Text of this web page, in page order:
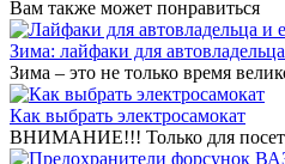
Вам также может понравиться
Зима: лайфаки для
Зима – это не только время
Как выбрать электросамокат
ВНИМАНИЕ!!! Только для